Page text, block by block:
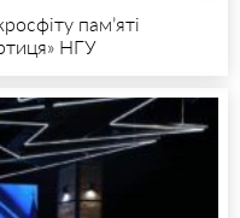
пам’яті
НГУ